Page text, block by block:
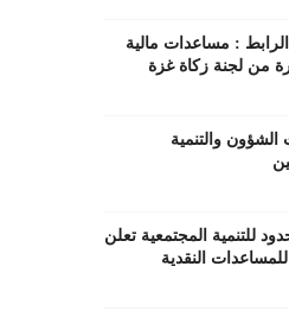
: مساعدات مالية
من لجنة زكاة غزة
والتنمية
للتنمية المجتمعية تعلن
النقدية